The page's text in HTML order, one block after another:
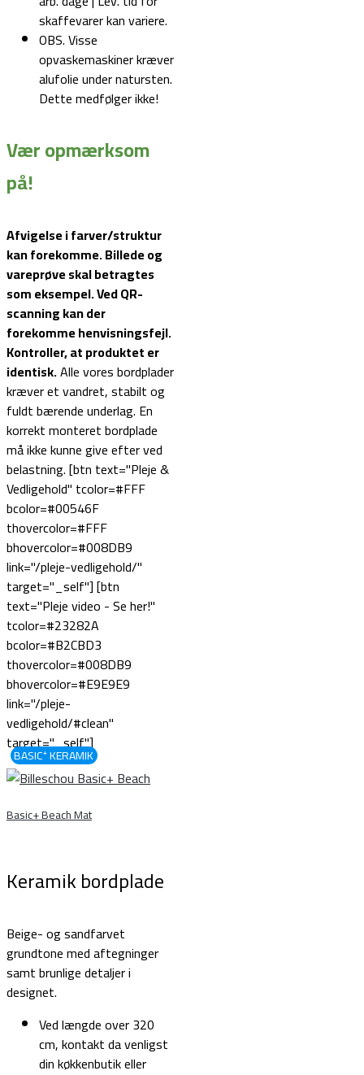
skaffevarer kan variere.
OBS. Visse
opvaskemaskiner kræver
alufolie under natursten.
Dette medfølger ikke!
Vær opmærksom
på!
Afvigelse i farver/struktur
kan forekomme. Billede og
vareprøve skal betragtes
som eksempel.Ved QR-
scanning kan der
forekomme henvisningsfejl.
Kontroller, at produktet er
identisk.Alle vores bordplader
kræver et vandret, stabilt og
fuldt bærende underlag. En
korrekt monteret bordplade
må ikke kunne give efter ved
belastning. [btn text="Pleje &
Vedligehold" tcolor=#FFF
bcolor=#00546F
thovercolor=#FFF
bhovercolor=#008DB9
link="/pleje-vedligehold/"
target="_self"] [btn
text="Pleje video - Se her!"
tcolor=#23282A
bcolor=#B2CBD3
thovercolor=#008DB9
bhovercolor=#E9E9E9
link="/pleje-
vedligehold/#clean"
target="_self"]
BASIC⁺ KERAMIK
Basic+ Beach Mat
Keramik bordplade
Beige- og sandfarvet
grundtone med aftegninger
samt brunlige detaljer i
designet.
Ved længde over 320
cm, kontakt da venligst
din køkkenbutik eller